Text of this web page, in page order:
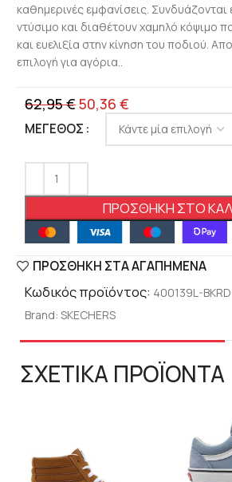
καθημερινές εμφανίσεις. Συνδυάζονται
ντύσιμο και διαθέτουν χαμηλό κόψιμο
και ευελιξία στην κίνηση του ποδιού.
επιλογή για αγόρια..
62,95€50,36 €
ΜΈΓΕΘΟΣ
ΠΡΟΣΘΉΚΗ ΣΤΟ
ΠΡΟΣΘΉΚΗ ΣΤΑ ΑΓΑΠΗΜΈΝΑ
Κωδικός προϊόντος: 400139L-
Brand: SKECHERS
ΣΧΕΤΙΚΑ ΠΡΟΪΟΝΤΑ